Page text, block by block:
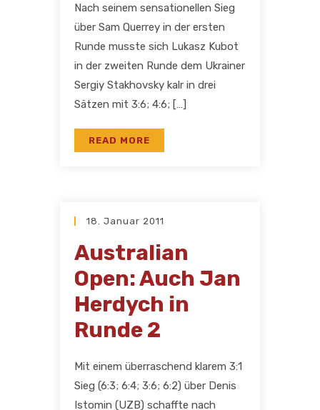
Nach seinem sensationellen Sieg
über Sam Querrey in der ersten
Runde musste sich Lukasz Kubot
in der zweiten Runde dem Ukrainer
Sergiy Stakhovsky kalr in drei
Sätzen mit 3:6; 4:6; […]
READ MORE
18. Januar 2011
Australian
Open: Auch Jan
Herdych in
Runde 2
Mit einem überraschend klarem 3:1
Sieg (6:3; 6:4; 3:6; 6:2) über Denis
Istomin (UZB) schaffte nach